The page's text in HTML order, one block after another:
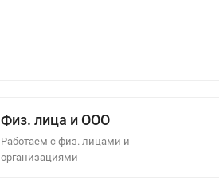
Физ. лица и ООО
Работаем с физ. лицами и
организациями